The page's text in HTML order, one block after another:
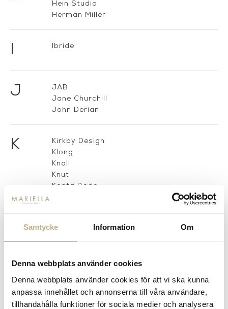
Samtycke Information Om
Denna webbplats använder cookies
Denna webbplats använder cookies för att vi ska kunna
anpassa innehållet och annonserna till våra användare,
tillhandahålla funktioner för sociala medier och analysera
Hein Studio
Herman Miller
I Ibride
J
JAB
Jane Churchill
John Derian
K
Kirkby Design
Klong
Knoll
Knut
Kosta Boda
Layered
Lee Broom
Lexington
Lorenzo Castillo
Louis Poulsen